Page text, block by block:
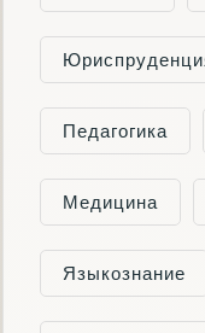
Педагогика
Медицина
Языкознание